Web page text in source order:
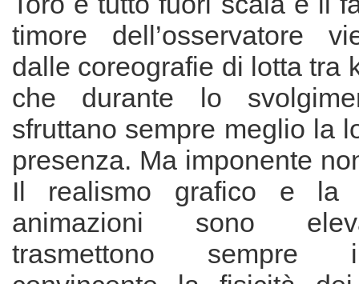
timore dell’osservatore
dalle coreografie di lotta tra
che durante lo
sfruttano sempre meglio la
presenza. Ma imponente
Il realismo grafico e la
animazioni sono
trasmettono sempre